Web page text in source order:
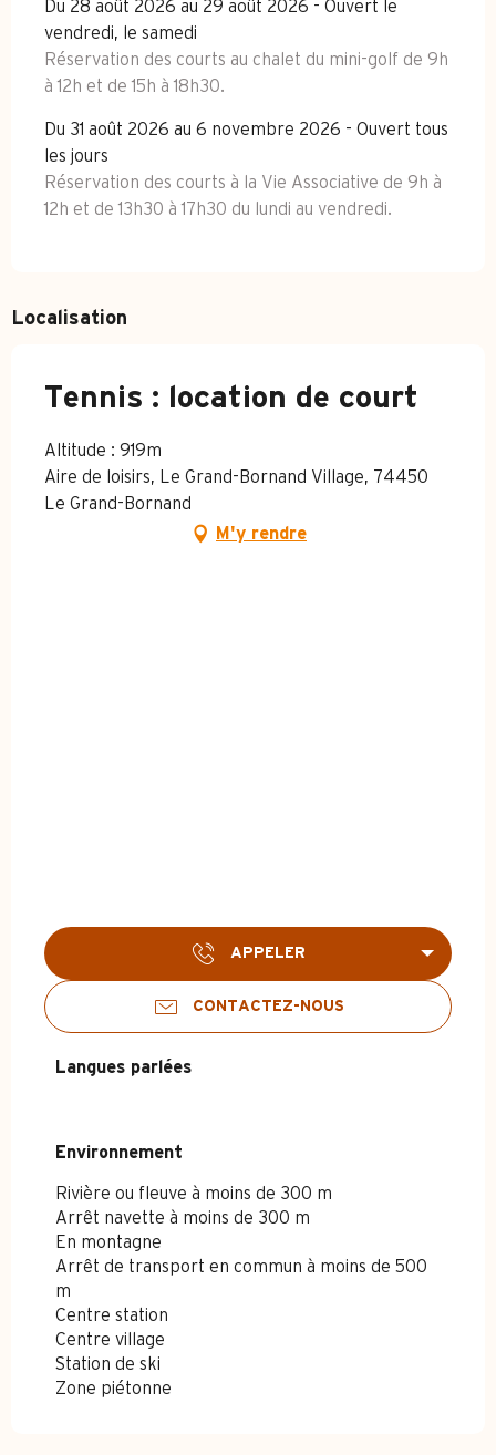
Du 28 août 2026 au 29 août 2026 - Ouvert le
vendredi, le samedi
Réservation des courts au chalet du mini-golf de 9h
à 12h et de 15h à 18h30.
Du 31 août 2026 au 6 novembre 2026 - Ouvert tous
les jours
Réservation des courts à la Vie Associative de 9h à
12h et de 13h30 à 17h30 du lundi au vendredi.
Localisation
Tennis : location de court
Altitude : 919m
Aire de loisirs, Le Grand-Bornand Village, 74450
Le Grand-Bornand
M'y rendre
APPELER
CONTACTEZ-NOUS
Langues parlées
Langues parlées
Environnement
Environnement
Rivière ou fleuve à moins de 300 m
Arrêt navette à moins de 300 m
En montagne
Arrêt de transport en commun à moins de 500
m
Centre station
Centre village
Station de ski
Zone piétonne